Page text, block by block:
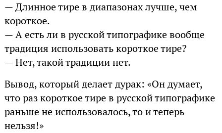
— Длинное тире в диапазонах лучше, чем
короткое.
— А есть ли в русской типографике вообще
традиция использовать короткое тире?
— Нет, такой традиции нет.
Вывод, который делает дурак: «Он думает,
что раз короткое тире в русской типографике
раньше не использовалось, то и теперь
нельзя!»